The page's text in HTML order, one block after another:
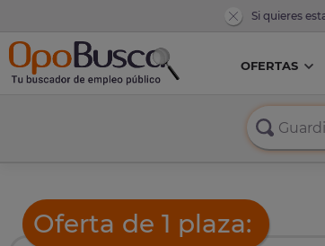
Si quieres
OFERTAS
Oferta de 1 plaza: